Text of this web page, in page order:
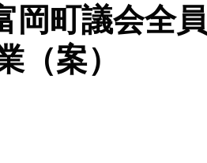
岡町議会全
（案）